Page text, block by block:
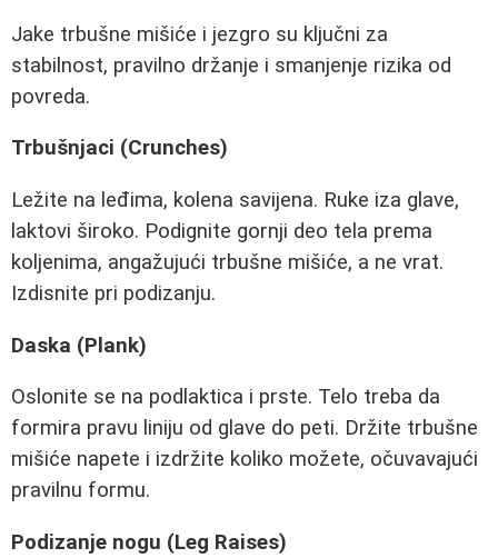
Jake trbušne mišiće i jezgro su ključni za
stabilnost, pravilno držanje i smanjenje rizika od
povreda.
Trbušnjaci (Crunches)
Ležite na leđima, kolena savijena. Ruke iza glave,
laktovi široko. Podignite gornji deo tela prema
koljenima, angažujući trbušne mišiće, a ne vrat.
Izdisnite pri podizanju.
Daska (Plank)
Oslonite se na podlaktica i prste. Telo treba da
formira pravu liniju od glave do peti. Držite trbušne
mišiće napete i izdržite koliko možete, očuvavajući
pravilnu formu.
Podizanje nogu (Leg Raises)